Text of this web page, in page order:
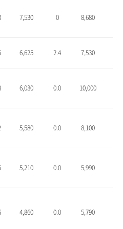
7,530 0 8,680
6,625 2.4 7,530
6,030 0.0 10,000
5,580 0.0 8,100
5,210 0.0 5,990
4,860 0.0 5,790